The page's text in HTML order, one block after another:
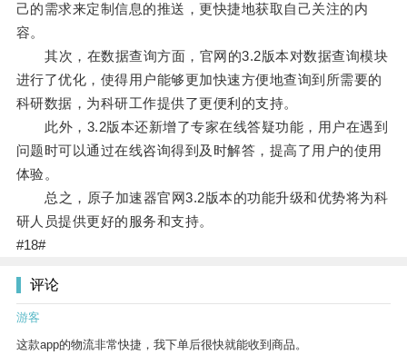
己的需求来定制信息的推送，更快捷地获取自己关注的内
容。
其次，在数据查询方面，官网的3.2版本对数据查询模块
进行了优化，使得用户能够更加快速方便地查询到所需要的
科研数据，为科研工作提供了更便利的支持。
此外，3.2版本还新增了专家在线答疑功能，用户在遇到
问题时可以通过在线咨询得到及时解答，提高了用户的使用
体验。
总之，原子加速器官网3.2版本的功能升级和优势将为科
研人员提供更好的服务和支持。
#18#
评论
游客
这款app的物流非常快捷，我下单后很快就能收到商品。